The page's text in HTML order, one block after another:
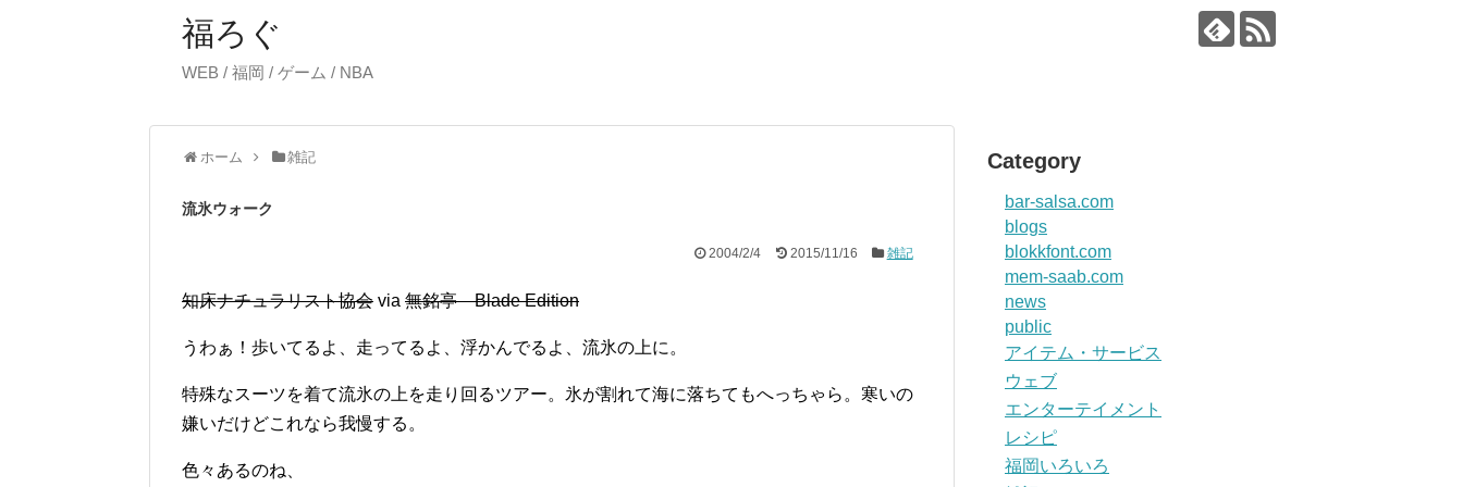
福ろぐ
WEB / 福岡 / ゲーム / NBA
ホーム 雑記
流氷ウォーク
2004/2/4 2015/11/16 雑記
知床ナチュラリスト協会 via 無銘亭 Blade Edition
うわぁ！歩いてるよ、走ってるよ、浮かんでるよ、流氷の上に。
特殊なスーツを着て流氷の上を走り回るツアー。氷が割れて海に落ちてもへっちゃら。寒いの
嫌いだけどこれなら我慢する。
色々あるのね、
Category
bar-salsa.com
blogs
blokkfont.com
mem-saab.com
news
public
アイテム・サービス
ウェブ
エンターテイメント
レシピ
福岡いろいろ